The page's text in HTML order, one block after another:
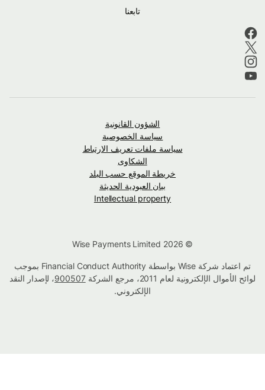
تابعنا
الشؤون القانونية
سياسة الخصوصية
سياسة ملفات تعريف الارتباط
الشكاوى
خريطة الموقع حسب البلد
بيان العبودية الحديثة
Intellectual property
تم اعتماد شركة Wise بواسطة Financial Conduct Authority بموجب
لوائح الأموال الإلكترونية لعام 2011، مرجع الشركة
900507، لإصدار النقد
الإلكتروني.